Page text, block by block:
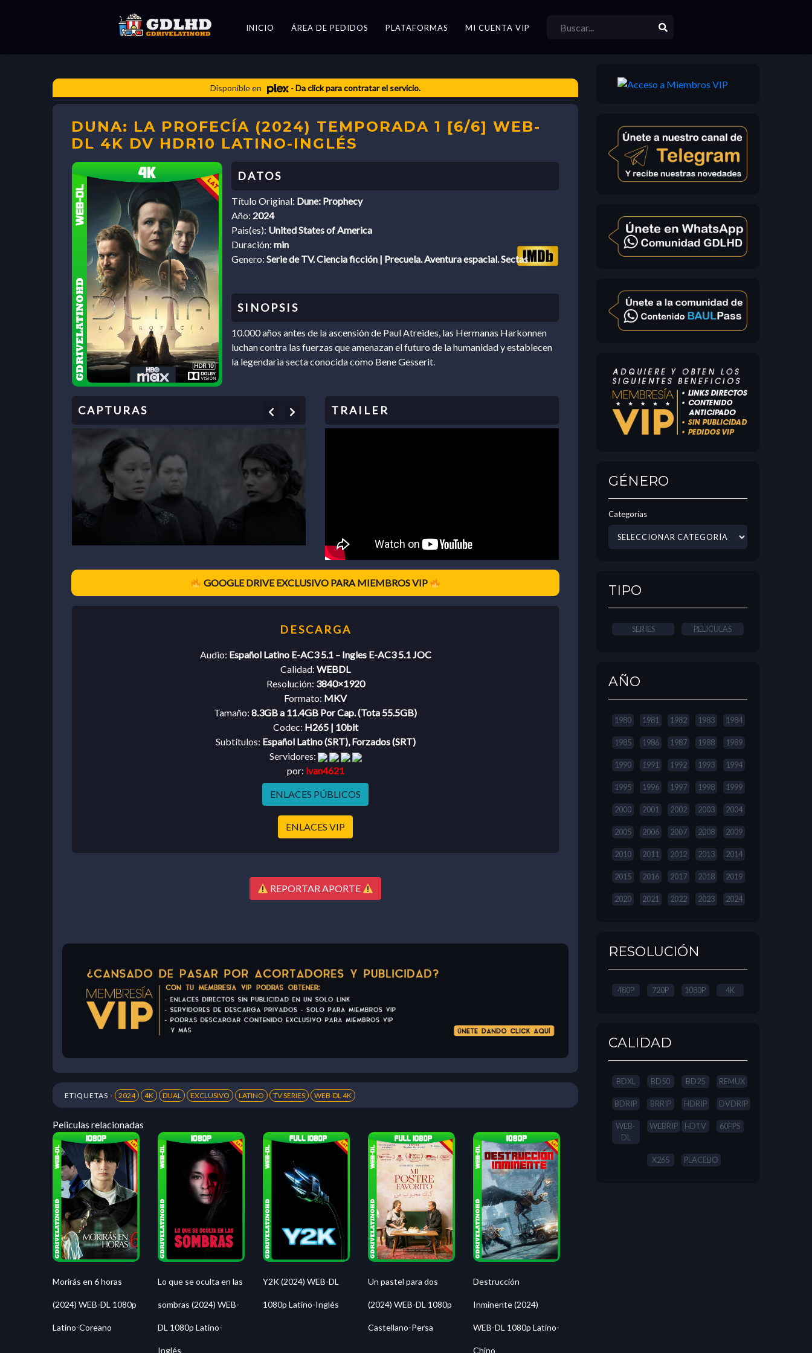
INICIO ÁREA DE PEDIDOS PLATAFORMAS MI CUENTA VIP
Disponible en -Da click para contratar el servicio.
DUNA: LA PROFECÍA (2024) TEMPORADA 1 [6/6] WEB-
DL 4K DV HDR10 LATINO-INGLÉS
Título Original: Dune: Prophecy
Año: 2024
Pais(es): United States of America
Duración: min
Genero: Serie de TV. Ciencia ficción | Precuela. Aventura espacial. Sectas
10.000 años antes de la ascensión de Paul Atreides, las Hermanas Harkonnen
luchan contra las fuerzas que amenazan el futuro de la humanidad y establecen
la legendaria secta conocida como Bene Gesserit.
Previous
GOOGLE DRIVE EXCLUSIVO PARA MIEMBROS VIP
Audio: Español Latino E-AC3 5.1 – Ingles E-AC3 5.1 JOC
Calidad: WEBDL
Resolución: 3840×1920
Formato: MKV
Tamaño: 8.3GB a 11.4GB Por Cap. (Tota 55.5GB)
Codec: H265 | 10bit
Subtítulos: Español Latino (SRT), Forzados (SRT)
Servidores:
por: ivan4621
ENLACES PÚBLICOS
ENLACES VIP
REPORTAR APORTE
ETIQUETAS - 2024 4K DUAL EXCLUSIVO LATINO TV SERIES WEB-DL 4K
Peliculas relacionadas
Morirás en 6 horas
(2024) WEB-DL 1080p
Latino-Coreano
Lo que se oculta en las
sombras (2024) WEB-
DL 1080p Latino-
Inglés
Y2K (2024) WEB-DL
1080p Latino-Inglés
Un pastel para dos
(2024) WEB-DL 1080p
Castellano-Persa
Destrucción
Inminente (2024)
WEB-DL 1080p Latino-
Chino
GÉNERO
Categorías
TIPO
SERIES PELICULAS
AÑO
1980 1981 1982 1983 1984
1985 1986 1987 1988 1989
1990 1991 1992 1993 1994
1995 1996 1997 1998 1999
2000 2001 2002 2003 2004
2005 2006 2007 2008 2009
2010 2011 2012 2013 2014
2015 2016 2017 2018 2019
2020 2021 2022 2023 2024
RESOLUCIÓN
480P 720P 1080P 4K
CALIDAD
BDXL BD50 BD25 REMUX
BDRIP BRRIP HDRIP DVDRIP
WEB-
DL
WEBRIP HDTV 60FPS
X265 PLACEBO